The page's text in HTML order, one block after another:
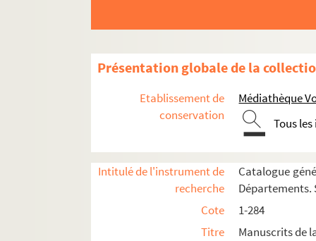
Présentation globale de la
Etablissement de
conservation
Médiathèque
Tous
Intitulé de l'instrument de
recherche
Catalogue
Départements.
Cote
1-284
Titre
Manuscrits de
13. (Recueil)
15. Explanatio Pascasii abbatis in trenis
17. Liber Evangeliorum
18. Breviarium ad usum Præmonstratorum
19. Sancti Gregorii homiliæ
20. S. Gregorii moralia in Job